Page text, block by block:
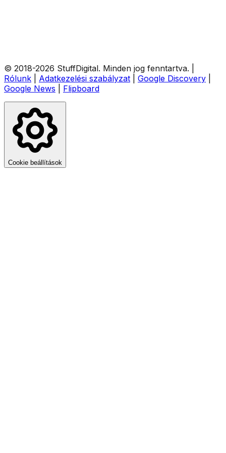
© 2018-2026 StuffDigital. Minden jog fenntartva.
Rólunk
Adatkezelési szabályzat Google Discovery
Google News
Flipboard
Cookie beállítások